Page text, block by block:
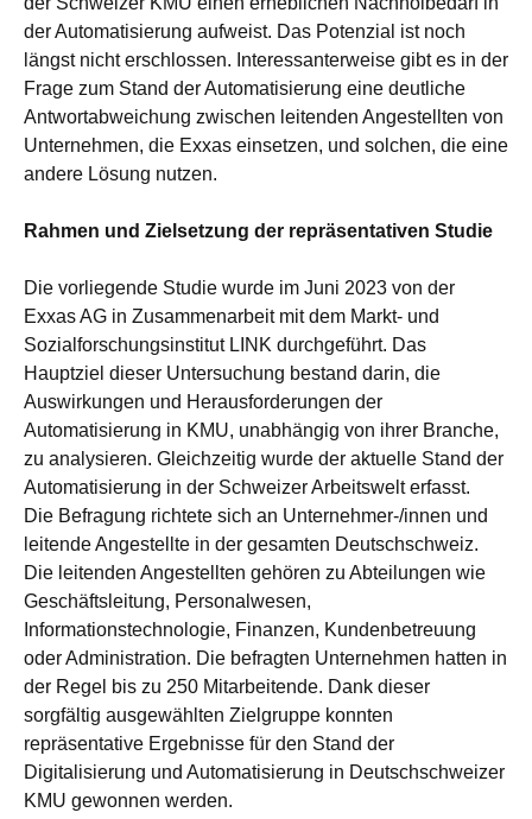
der Automatisierung aufweist. Das Potenzial ist noch
längst nicht erschlossen. Interessanterweise gibt es in der
Frage zum Stand der Automatisierung eine deutliche
Antwortabweichung zwischen leitenden Angestellten von
Unternehmen, die Exxas einsetzen, und solchen, die eine
andere Lösung nutzen.
Rahmen und Zielsetzung der repräsentativen Studie
Die vorliegende Studie wurde im Juni 2023 von der
Exxas AG in Zusammenarbeit mit dem Markt- und
Sozialforschungsinstitut LINK durchgeführt. Das
Hauptziel dieser Untersuchung bestand darin, die
Auswirkungen und Herausforderungen der
Automatisierung in KMU, unabhängig von ihrer Branche,
zu analysieren. Gleichzeitig wurde der aktuelle Stand der
Automatisierung in der Schweizer Arbeitswelt erfasst.
Die Befragung richtete sich an Unternehmer-/innen und
leitende Angestellte in der gesamten Deutschschweiz.
Die leitenden Angestellten gehören zu Abteilungen wie
Geschäftsleitung, Personalwesen,
Informationstechnologie, Finanzen, Kundenbetreuung
oder Administration. Die befragten Unternehmen hatten in
der Regel bis zu 250 Mitarbeitende. Dank dieser
sorgfältig ausgewählten Zielgruppe konnten
repräsentative Ergebnisse für den Stand der
Digitalisierung und Automatisierung in Deutschschweizer
KMU gewonnen werden.